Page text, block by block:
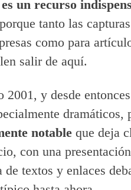
es un recurso
tanto las
como para
salir de aquí.
y desde
dramáticos,
notable que deja
con una
textos y enlaces